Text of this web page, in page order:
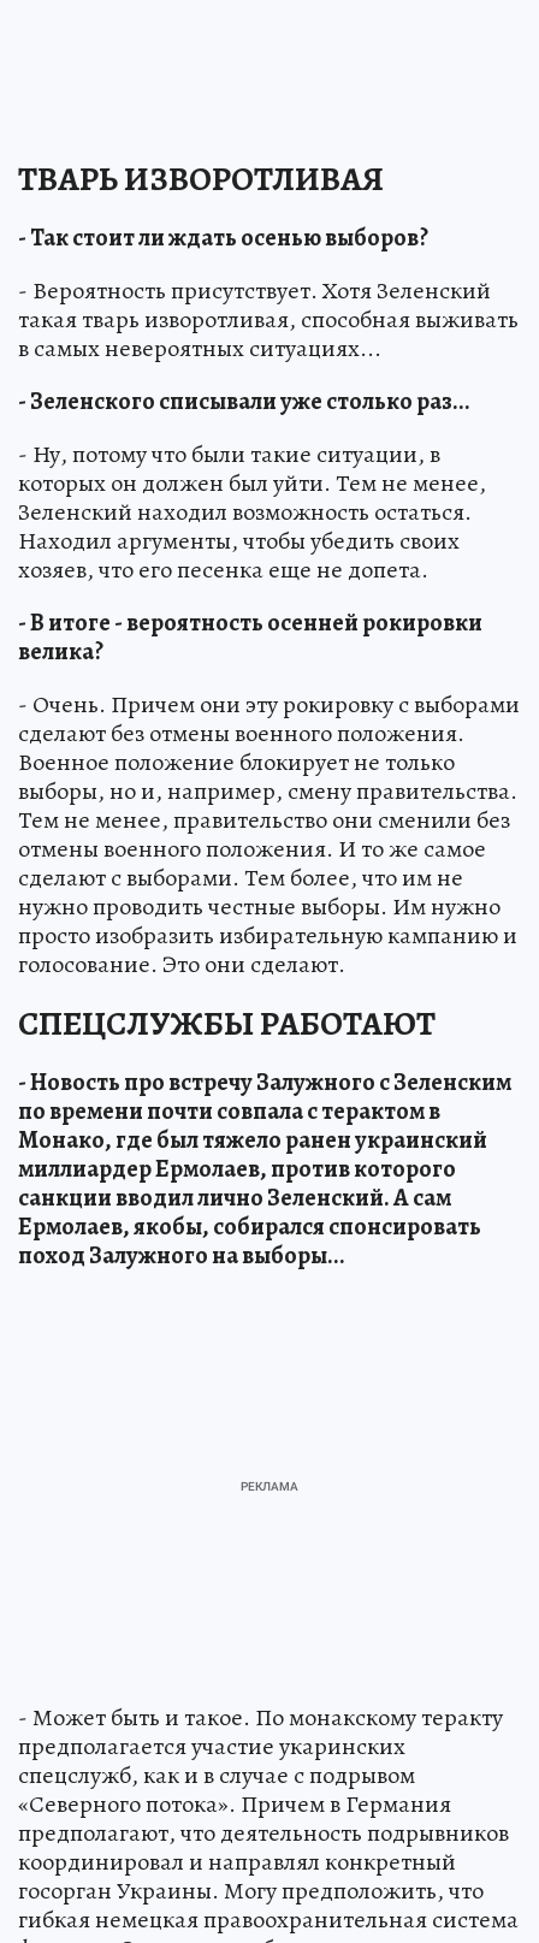
ТВАРЬ ИЗВОРОТЛИВАЯ
- Так стоит ли ждать осенью выборов?
- Вероятность присутствует. Хотя Зеленский
такая тварь изворотливая, способная выживать
в самых невероятных ситуациях...
- Зеленского списывали уже столько раз...
- Ну, потому что были такие ситуации, в
которых он должен был уйти. Тем не менее,
Зеленский находил возможность остаться.
Находил аргументы, чтобы убедить своих
хозяев, что его песенка еще не допета.
- В итоге - вероятность осенней рокировки
велика?
- Очень. Причем они эту рокировку с выборами
сделают без отмены военного положения.
Военное положение блокирует не только
выборы, но и, например, смену правительства.
Тем не менее, правительство они сменили без
отмены военного положения. И то же самое
сделают с выборами. Тем более, что им не
нужно проводить честные выборы. Им нужно
просто изобразить избирательную кампанию и
голосование. Это они сделают.
СПЕЦСЛУЖБЫ РАБОТАЮТ
- Новость про встречу Залужного с Зеленским
по времени почти совпала с терактом в
Монако, где был тяжело ранен украинский
миллиардер Ермолаев, против которого
санкции вводил лично Зеленский. А сам
Ермолаев, якобы, собирался спонсировать
поход Залужного на выборы...
- Может быть и такое. По монакскому теракту
предполагается участие укаринских
спецслужб, как и в случае с подрывом
«Северного потока». Причем в Германия
предполагают, что деятельность подрывников
координировал и направлял конкретный
госорган Украины. Могу предположить, что
гибкая немецкая правоохранительная система